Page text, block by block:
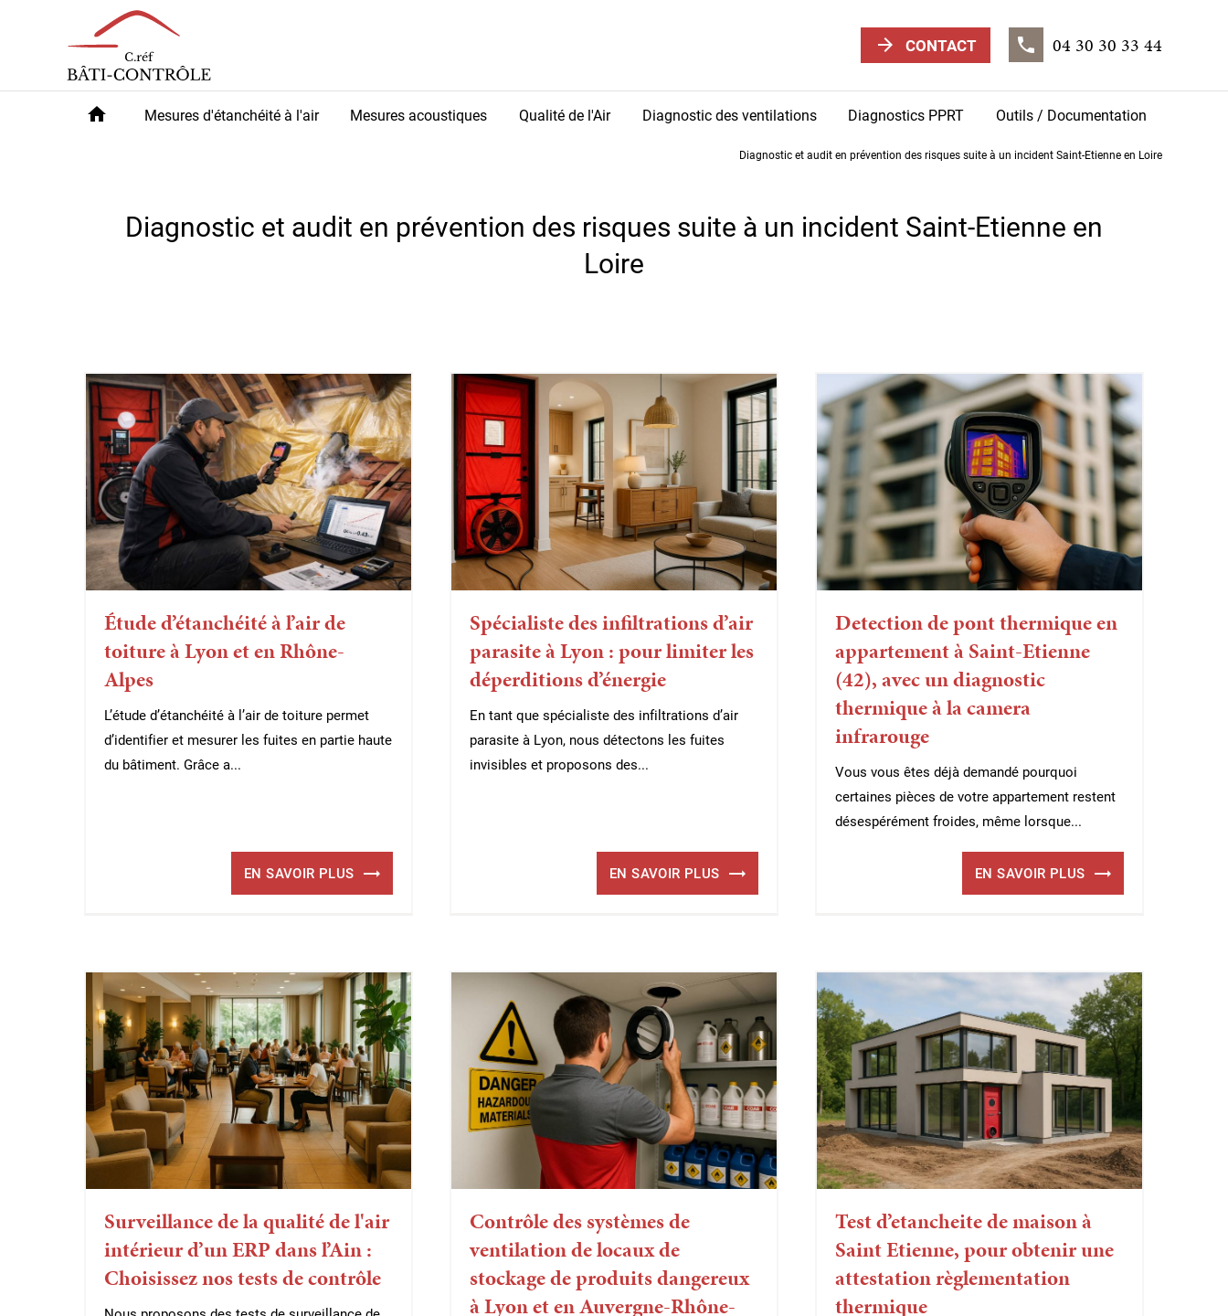
arrow_forward CONTACT phone 04 30 30 33 44
home Mesures d'étanchéité à l'air Mesures acoustiques Qualité de l'Air Diagnostic des ventilations Diagnostics PPRT Outils / Documentation
Diagnostic et audit en prévention des risques suite à un incident Saint-Etienne en Loire
Diagnostic et audit en prévention des risques suite à un incident Saint-Etienne en
Loire
Étude d’étanchéité à l’air de
toiture à Lyon et en Rhône-
Alpes
L’étude d’étanchéité à l’air de toiture permet
d’identifier et mesurer les fuites en partie haute
du bâtiment. Grâce a...
EN SAVOIR PLUS
Spécialiste des infiltrations d’air
parasite à Lyon : pour limiter les
déperditions d’énergie
En tant que spécialiste des infiltrations d’air
parasite à Lyon, nous détectons les fuites
invisibles et proposons des...
EN SAVOIR PLUS
Detection de pont thermique en
appartement à Saint-Etienne
(42), avec un diagnostic
thermique à la camera
infrarouge
Vous vous êtes déjà demandé pourquoi
certaines pièces de votre appartement restent
désespérément froides, même lorsque...
EN SAVOIR PLUS
Surveillance de la qualité de l'air
intérieur d’un ERP dans l’Ain :
Choisissez nos tests de contrôle
Contrôle des systèmes de
ventilation de locaux de
stockage de produits dangereux
à Lyon et en Auvergne-Rhône-
Test d’etancheite de maison à
Saint Etienne, pour obtenir une
attestation règlementation
thermique
Panneau de gestion des cookies